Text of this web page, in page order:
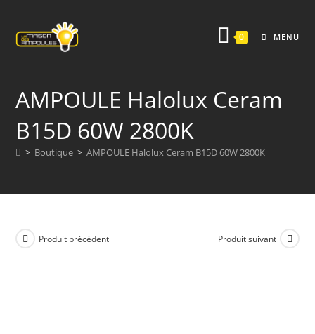
content
0 MENU
AMPOULE Halolux Ceram
B15D 60W 2800K
> Boutique > AMPOULE Halolux Ceram B15D 60W 2800K
Produit précédent Produit suivant